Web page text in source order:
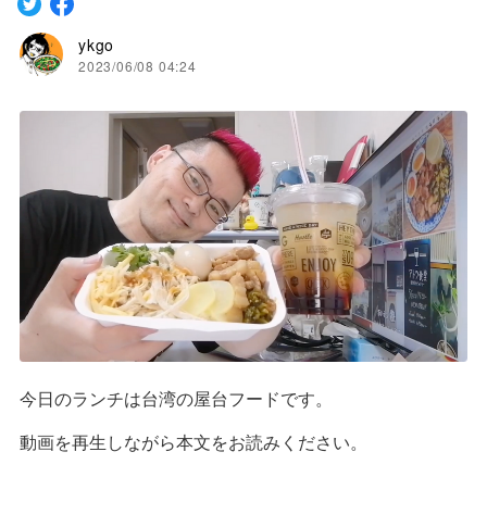
ykgo
2023/06/08 04:24
今日のランチは台湾の屋台フードです。
動画を再生しながら本文をお読みください。